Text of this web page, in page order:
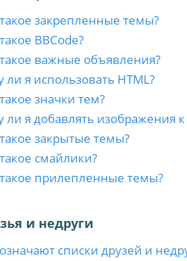
закрепленные темы?
BBCode?
важные объявления?
ли я использовать HTML?
значки тем?
ли я добавлять изображения
закрытые темы?
смайлики?
прилепленные темы?
и недруги
списки друзей и